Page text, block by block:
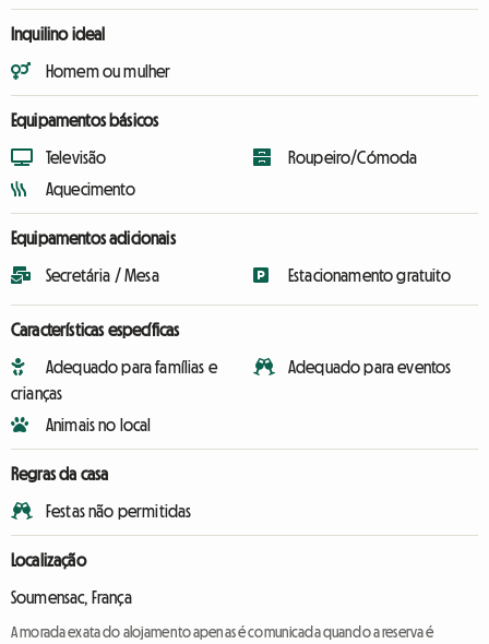
Inquilino ideal
Homem ou mulher
Equipamentos básicos
Televisão
Aquecimento
Roupeiro/Cómoda
Equipamentos adicionais
Secretária / Mesa Estacionamento gratuito
Características específicas
Adequado para famílias e
crianças
Animais no local
Adequado para eventos
Regras da casa
Festas não permitidas
Localização
Soumensac, França
A morada exata do alojamento apenas é comunicada quando a reserva é